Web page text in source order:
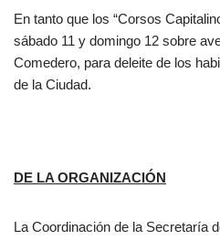
En tanto que los “Corsos
sábado 11 y domingo 12 sobre
Comedero, para deleite de los
de la Ciudad.
DE LA ORGANIZACIÓN
La Coordinación de la Secretaría